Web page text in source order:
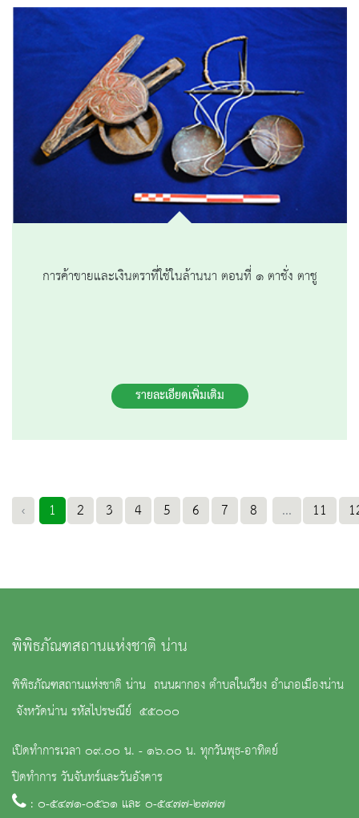
การค้าขายและเงินตราที่ใช้ในล้านนา ตอนที่ ๑ ตาชั่ง ตาชู
รายละเอียดเพิ่มเติม
‹ 1 2 3 4 5 6 7 8 ... 11
พิพิธภัณฑสถานแห่งชาติ น่าน
พิพิธภัณฑสถานแห่งชาติ น่าน ถนนผากอง ตำบลในเวียง อำเภอเมืองน่าน
จังหวัดน่าน รหัสไปรษณีย์ ๕๕๐๐๐
เปิดทำการเวลา ๐๙.๐๐ น. - ๑๖.๐๐ น. ทุกวันพุธ-อาทิตย์
ปิดทำการ วันจันทร์และวันอังคาร
: ๐-๕๔๗๑-๐๕๖๑ และ ๐-๕๔๗๗-๒๗๗๗